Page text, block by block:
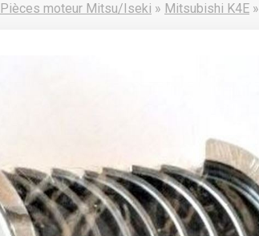
Pièces moteur Mitsu/Iseki » Mitsubishi K4E »